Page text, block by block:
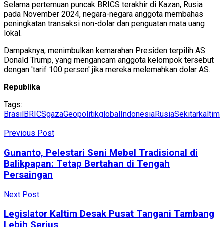
Selama pertemuan puncak BRICS terakhir di Kazan, Rusia
pada November 2024, negara-negara anggota membahas
peningkatan transaksi non-dolar dan penguatan mata uang
lokal.
Dampaknya, menimbulkan kemarahan Presiden terpilih AS
Donald Trump, yang mengancam anggota kelompok tersebut
dengan 'tarif 100 persen' jika mereka melemahkan dolar AS.
Republika
Tags:
Brasil BRICSgazaGeopolitikglobal IndonesiaRusiaSekitarkaltim
Previous Post
Gunanto, Pelestari Seni Mebel Tradisional di
Balikpapan: Tetap Bertahan di Tengah
Persaingan
Next Post
Legislator Kaltim Desak Pusat Tangani Tambang